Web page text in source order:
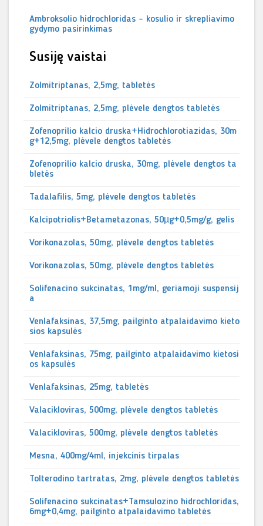
Ambroksolio hidrochloridas – kosulio ir skrepliavimo
gydymo pasirinkimas
Susiję vaistai
Zolmitriptanas, 2,5mg, tabletės
Zolmitriptanas, 2,5mg, plėvele dengtos tabletės
Zofenoprilio kalcio druska+Hidrochlorotiazidas, 30m
g+12,5mg, plėvele dengtos tabletės
Zofenoprilio kalcio druska, 30mg, plėvele dengtos ta
bletės
Tadalafilis, 5mg, plėvele dengtos tabletės
Kalcipotriolis+Betametazonas, 50µg+0,5mg/g, gelis
Vorikonazolas, 50mg, plėvele dengtos tabletės
Vorikonazolas, 50mg, plėvele dengtos tabletės
Solifenacino sukcinatas, 1mg/ml, geriamoji suspensij
a
Venlafaksinas, 37,5mg, pailginto atpalaidavimo kieto
sios kapsulės
Venlafaksinas, 75mg, pailginto atpalaidavimo kietosi
os kapsulės
Venlafaksinas, 25mg, tabletės
Valacikloviras, 500mg, plėvele dengtos tabletės
Valacikloviras, 500mg, plėvele dengtos tabletės
Mesna, 400mg/4ml, injekcinis tirpalas
Tolterodino tartratas, 2mg, plėvele dengtos tabletės
Solifenacino sukcinatas+Tamsulozino hidrochloridas,
6mg+0,4mg, pailginto atpalaidavimo tabletės